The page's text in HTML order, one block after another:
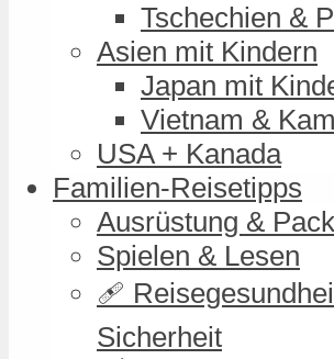
Tschechien &
Asien mit Kindern
Japan mit
Vietnam &
USA + Kanada
Familien-Reisetipps
Ausrüstung &
Spielen & Lesen
🩹
Sicherheit